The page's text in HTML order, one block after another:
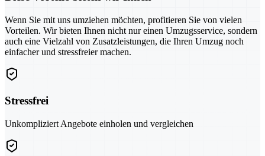
Wenn Sie mit uns umziehen möchten, profitieren Sie von vielen
Vorteilen. Wir bieten Ihnen nicht nur einen Umzugsservice, sondern
auch eine Vielzahl von Zusatzleistungen, die Ihren Umzug noch
einfacher und stressfreier machen.
Stressfrei
Unkompliziert Angebote einholen und vergleichen